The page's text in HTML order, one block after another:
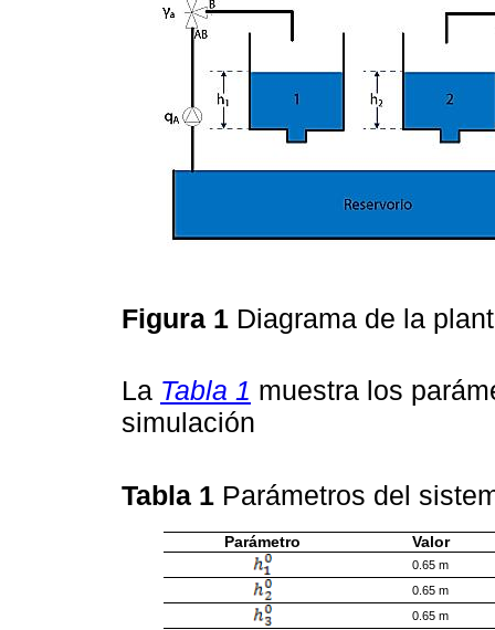
Figura 1 Diagrama de la
La Tabla 1 muestra los
simulación
Tabla 1 Parámetros del
Parámetro Valor
0.65 m
0.65 m
0.65 m